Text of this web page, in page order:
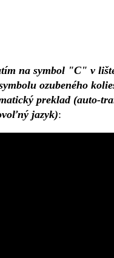
na symbol "C" v
ozubeného
preklad (auto-
jazyk):